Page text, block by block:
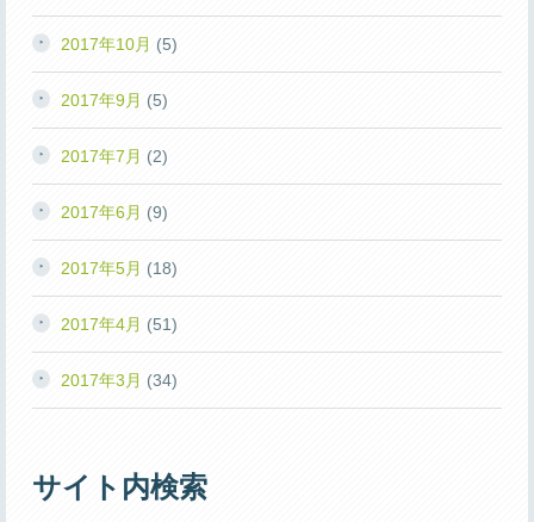
2017年10月 (5)
2017年9月 (5)
2017年7月 (2)
2017年6月 (9)
2017年5月 (18)
2017年4月 (51)
2017年3月 (34)
サイト内検索